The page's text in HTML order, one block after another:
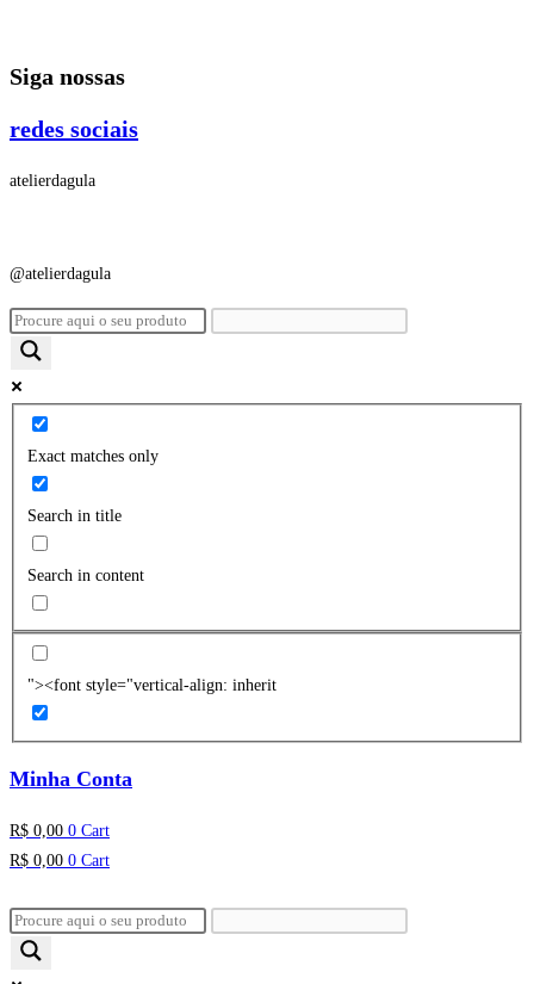
o
Siga nossas
redes sociais
atelierdagula
@atelierdagula
Exact matches only
Search in title
Search in content
"><font style="vertical-align: inherit
Minha Conta
R$ 0,00 0 Cart
R$ 0,00 0 Cart